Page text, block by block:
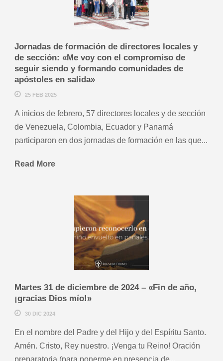
Jornadas de formación de directores locales y
de sección: «Me voy con el compromiso de
seguir siendo y formando comunidades de
apóstoles en salida»
25 FEB 2025
A inicios de febrero, 57 directores locales y de sección
de Venezuela, Colombia, Ecuador y Panamá
participaron en dos jornadas de formación en las que...
Read More
Martes 31 de diciembre de 2024 – «Fin de año,
¡gracias Dios mío!»
30 DIC 2024
En el nombre del Padre y del Hijo y del Espíritu Santo.
Amén. Cristo, Rey nuestro. ¡Venga tu Reino! Oración
preparatoria (para ponerme en presencia de...